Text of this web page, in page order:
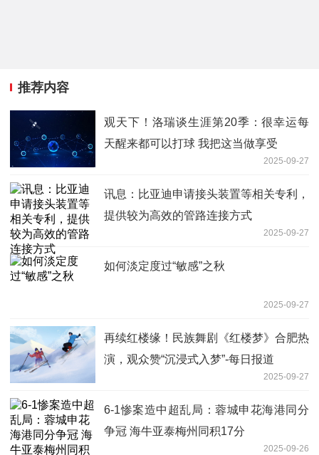
推荐内容
观天下！洛瑞谈生涯第20季：很幸运每
天醒来都可以打球 我把这当做享受
2025-09-27
讯息：比亚迪申请接头装置等相关专利，
提供较为高效的管路连接方式
2025-09-27
如何淡定度过“敏感”之秋
2025-09-27
再续红楼缘！民族舞剧《红楼梦》合肥热
演，观众赞“沉浸式入梦”-每日报道
2025-09-27
6-1惨案造中超乱局：蓉城申花海港同分
争冠 海牛亚泰梅州同积17分
2025-09-26